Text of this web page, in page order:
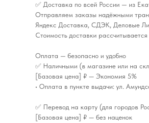
✅ Доставка по всей России — из
Отправляем заказы надёжными
Яндекс Доставка, СДЭК, Деловые
Стоимость доставки
Оплата — безопасно и удобно
✅ Наличными (в магазине или на
[Базовая цена] ₽ — Экономия 5%
• Оплата в пункте выдачи: ул.
✅ Перевод на карту (для городов
[Базовая цена] ₽ — без наценок